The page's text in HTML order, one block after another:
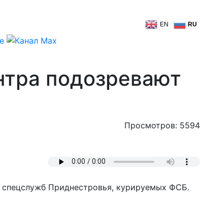
EN RU
подозревают
Просмотров: 5594
Приднестровья, курируемых ФСБ.